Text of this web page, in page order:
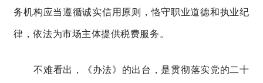
务机构应当遵循诚实信用原则，恪守职业道德和执业纪
律，依法为市场主体提供税费服务。
不难看出， 《办法》的出台，是贯彻落实党的二十